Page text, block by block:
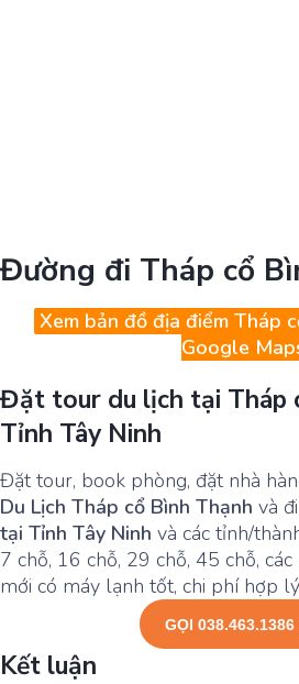
Đường đi Tháp cổ
Xem bản đồ địa điểm Tháp
Google
Đặt tour du lịch tại Tháp
Tỉnh Tây Ninh
Đặt tour, book phòng, đặt nhà
Du Lịch Tháp cổ Bình Thạnh và
tại Tỉnh Tây Ninh và các tỉnh/
7 chỗ, 16 chỗ, 29 chỗ, 45 chỗ,
mới có máy lạnh tốt, chi phí hợp
GỌI 038.463.1386
Kết luận